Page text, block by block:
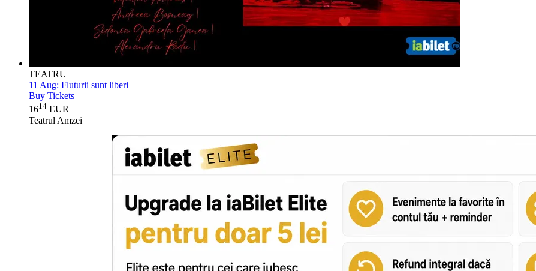
TEATRU
11 Aug: Fluturii sunt liberi
Buy Tickets
1614 EUR
Teatrul Amzei